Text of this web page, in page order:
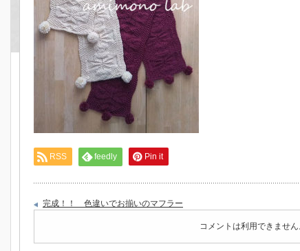
RSS feedly Pin it
完成！！ 色違いでお揃いのマフラー
コメントは利用できませ